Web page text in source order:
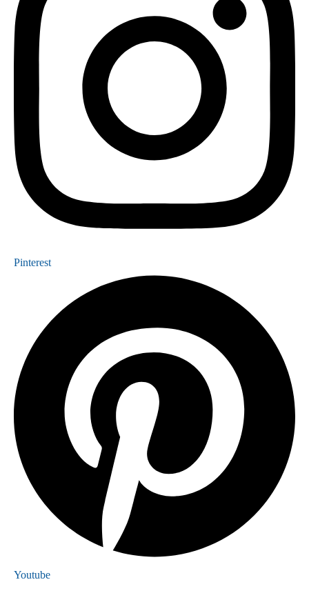
Pinterest
Youtube